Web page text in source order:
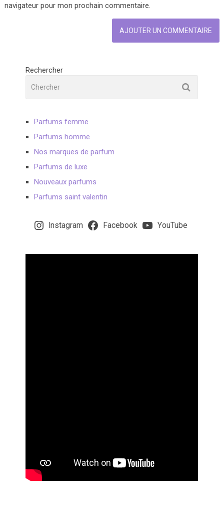
navigateur pour mon prochain commentaire.
Rechercher
Parfums femme
Parfums homme
Nos marques de parfum
Parfums de luxe
Nouveaux parfums
Parfums saint valentin
Instagram Facebook YouTube